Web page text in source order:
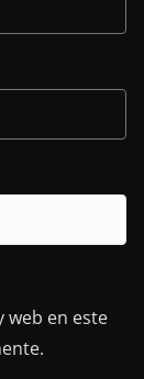
web en este